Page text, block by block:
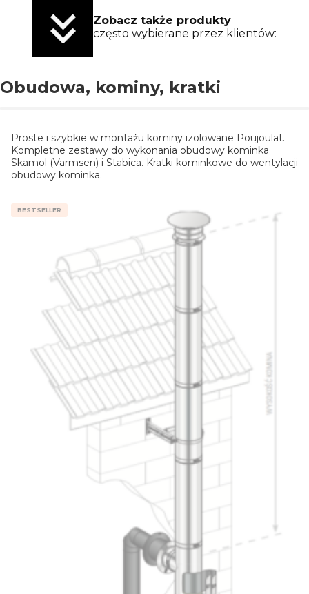
Zobacz także produkty
często wybierane przez klientów:
Obudowa, kominy, kratki
Proste i szybkie w montażu kominy izolowane Poujoulat.
Kompletne zestawy do wykonania obudowy kominka
Skamol (Varmsen) i Stabica. Kratki kominkowe do wentylacji
obudowy kominka.
BESTSELLER